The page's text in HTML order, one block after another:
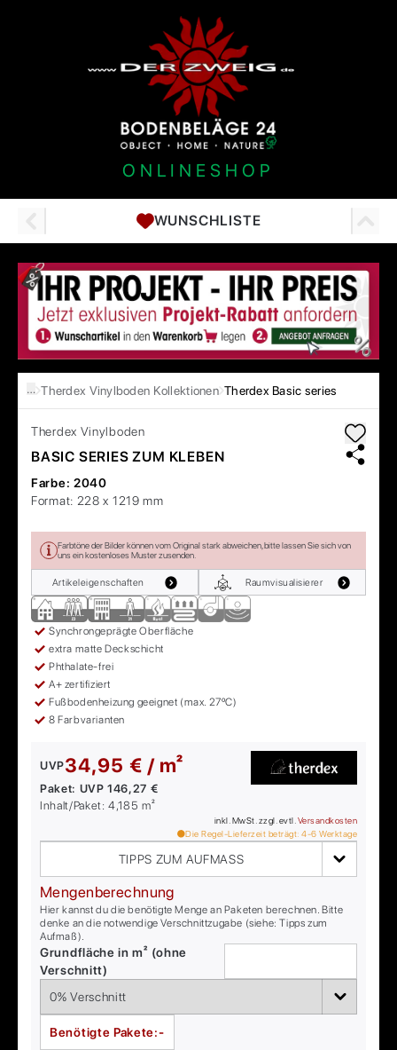
ONLINESHOP
WUNSCHLISTE
… Therdex Vinylboden Kollektionen Therdex Basic series
Therdex Vinylboden
BASIC SERIES ZUM KLEBEN
Farbe: 2040
Format: 228 x 1219 mm
Farbtöne der Bilder können vom Original stark abweichen, bitte lassen Sie sich von
uns ein kostenloses Muster zusenden.
Artikeleigenschaften Raumvisualisierer
Synchrongeprägte Oberfläche
extra matte Deckschicht
Phthalate-frei
A+ zertifiziert
Fußbodenheizung geeignet (max. 27ºC)
8 Farbvarianten
UVP34,95 € / m²
Paket: UVP146,27 €
Inhalt/Paket:4,185 m²
inkl. MwSt. zzgl. evtl. Versandkosten
Die Regel-Lieferzeit beträgt: 4-6 Werktage
TIPPS ZUM AUFMASS
Mengenberechnung
Hier kannst du die benötigte Menge an Paketen berechnen. Bitte
denke an die notwendige Verschnittzugabe (siehe: Tipps zum
Aufmaß).
Grundfläche in m² (ohne
Verschnitt)
Benötigte Pakete:-